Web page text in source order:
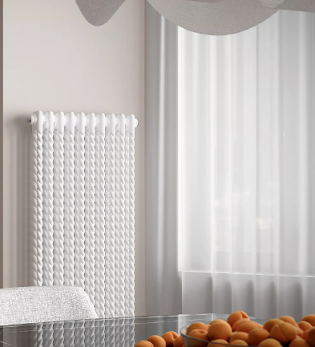
Ellipse P H
Гармония
Параллели
Параллели В
Параллели Г
Quadrum 40 H
Quadrum 40 V
Quadrum 50 H
Quadrum 50 V